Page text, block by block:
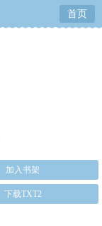
首页
加入书架
下载TXT2